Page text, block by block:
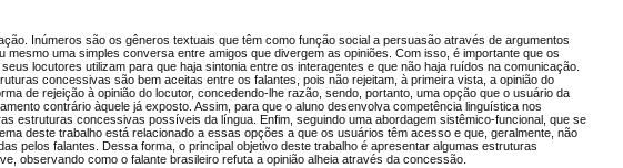
Inúmeros são os gêneros textuais que têm como função social a persuasão através de argumentos
uma simples conversa entre amigos que divergem as opiniões. Com isso, é importante que os
locutores utilizam para que haja sintonia entre os interagentes e que não haja ruídos na comunicação.
concessivas são bem aceitas entre os falantes, pois não rejeitam, à primeira vista, a opinião do
de rejeição à opinião do locutor, concedendo-lhe razão, sendo, portanto, uma opção que o usuário da
contrário àquele já exposto. Assim, para que o aluno desenvolva competência linguística nos
estruturas concessivas possíveis da língua. Enfim, seguindo uma abordagem sistêmico-funcional, que se
deste trabalho está relacionado a essas opções a que os usuários têm acesso e que, geralmente, não
pelos falantes. Dessa forma, o principal objetivo deste trabalho é apresentar algumas estruturas
observando como o falante brasileiro refuta a opinião alheia através da concessão.